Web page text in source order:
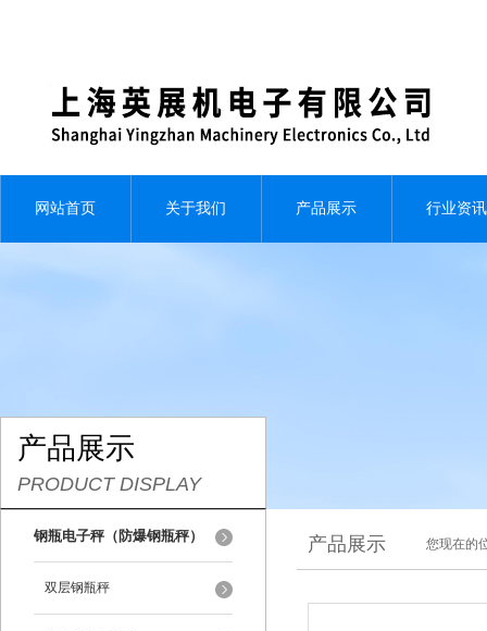
网站首页 关于我们 产品展示 行业资讯
产品展示
PRODUCT DISPLAY
钢瓶电子秤（防爆钢瓶秤）
双层钢瓶秤
产品展示 您现在的